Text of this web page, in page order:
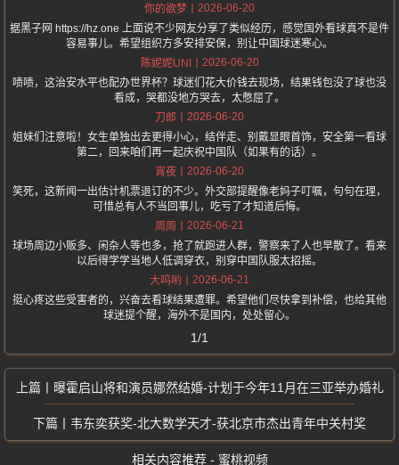
你的欲梦
2026-06-20
据黑子网 https://hz.one 上面说不少网友分享了类似经历，感觉国外看球真不是件
容易事儿。希望组织方多安排安保，别让中国球迷寒心。
陈妮妮UNI
2026-06-20
啧啧，这治安水平也配办世界杯？球迷们花大价钱去现场，结果钱包没了球也没
看成，哭都没地方哭去，太憋屈了。
刀郎
2026-06-20
姐妹们注意啦！女生单独出去更得小心，结伴走、别戴显眼首饰，安全第一看球
第二，回来咱们再一起庆祝中国队（如果有的话）。
宵夜
2026-06-20
笑死，这新闻一出估计机票退订的不少。外交部提醒像老妈子叮嘱，句句在理，
可惜总有人不当回事儿，吃亏了才知道后悔。
周周
2026-06-21
球场周边小贩多、闲杂人等也多，抢了就跑进人群，警察来了人也早散了。看来
以后得学学当地人低调穿衣，别穿中国队服太招摇。
大呜哟
2026-06-21
挺心疼这些受害者的，兴奋去看球结果遭罪。希望他们尽快拿到补偿，也给其他
球迷提个醒，海外不是国内，处处留心。
1/1
曝霍启山将和演员娜然结婚-计划于今年11月在三亚举办婚礼
韦东奕获奖-北大数学天才-获北京市杰出青年中关村奖
相关内容推荐 - 蜜桃视频